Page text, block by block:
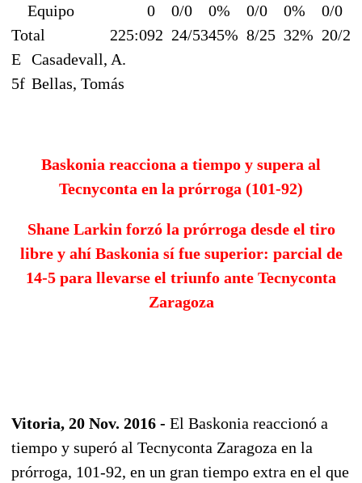
Equipo 0 0/0 0% 0/0 0% 0/0
Total
225:092 24/5345% 8/25 32% 20/25
E Casadevall, A.
5f Bellas, Tomás
Baskonia reacciona a tiempo y supera al
Tecnyconta en la prórroga (101-92)
Shane Larkin forzó la prórroga desde el tiro
libre y ahí Baskonia sí fue superior: parcial de
14-5 para llevarse el triunfo ante Tecnyconta
Zaragoza
Vitoria, 20 Nov. 2016 - El Baskonia reaccionó a
tiempo y superó al Tecnyconta Zaragoza en la
prórroga, 101-92, en un gran tiempo extra en el que